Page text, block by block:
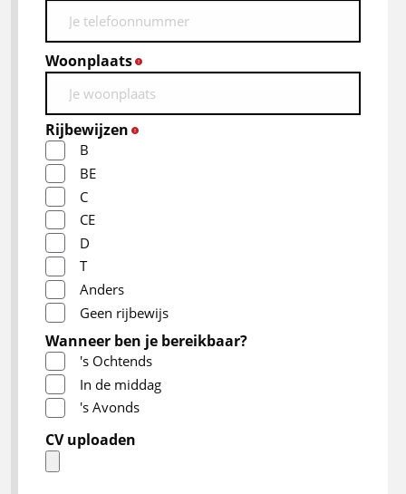
Woonplaats
Rijbewijzen
B
BE
C
CE
D
T
Anders
Geen rijbewijs
Wanneer ben je bereikbaar?
's Ochtends
In de middag
's Avonds
CV uploaden